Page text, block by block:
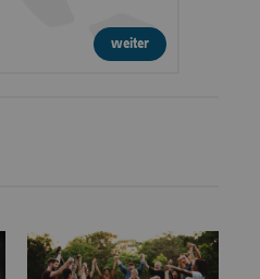
weiter